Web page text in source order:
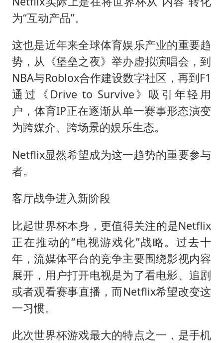
为“互动产品”。
这也是近年来全球体育娱乐产业的重要趋
势，从《堡垒之夜》举办虚拟演唱会，到
NBA与Roblox合作建设数字社区，再到F1
通过《Drive to Survive》吸引年轻用
户，体育IP正在逐渐从单一赛事形态演变
为跨媒介、跨场景的娱乐生态。
Netflix显然希望成为这一趋势的重要参与
者。
客厅战争进入新阶段
比起世界杯本身，更值得关注的是Netflix
正在推动的“电视游戏化”战略。过去十
年，流媒体平台的竞争主要围绕影视内容
展开，用户打开电视是为了看电影、追剧
或者观看赛事直播，而Netflix希望改变这
一习惯。
此次世界杯游戏最大的特点之一，是手机